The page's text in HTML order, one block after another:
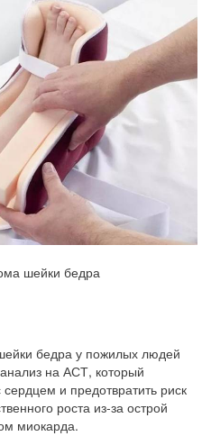
шейки бедра
бедра у пожилых людей
на АСТ, который
и предотвратить риск
роста из-за острой
миокарда.